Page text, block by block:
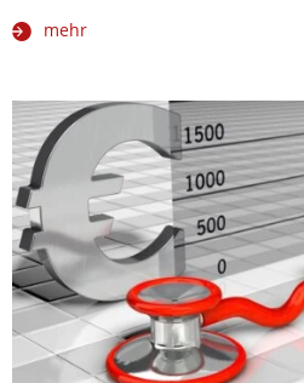
mehr